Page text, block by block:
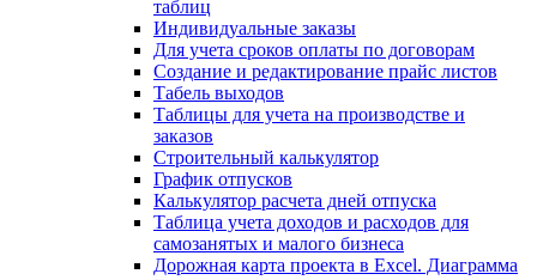
таблиц
Индивидуальные заказы
Для учета сроков оплаты по договорам
Создание и редактирование прайс листов
Табель выходов
Таблицы для учета на производстве и
заказов
Строительный калькулятор
График отпусков
Калькулятор расчета дней отпуска
Таблица учета доходов и расходов для
самозанятых и малого бизнеса
Дорожная карта проекта в Excel. Диаграмма